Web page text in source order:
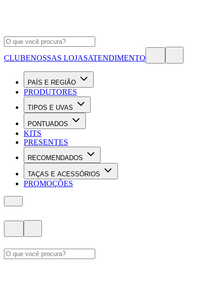
CLUBENOSSAS LOJASATENDIMENTO
PAÍS E REGIÃO
PRODUTORES
TIPOS E UVAS
PONTUADOS
KITS
PRESENTES
RECOMENDADOS
TAÇAS E ACESSÓRIOS
PROMOÇÕES